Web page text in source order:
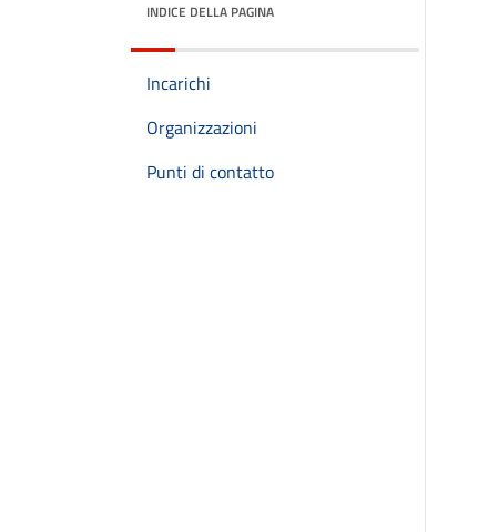
INDICE DELLA PAGINA
Incarichi
Organizzazioni
Punti di contatto